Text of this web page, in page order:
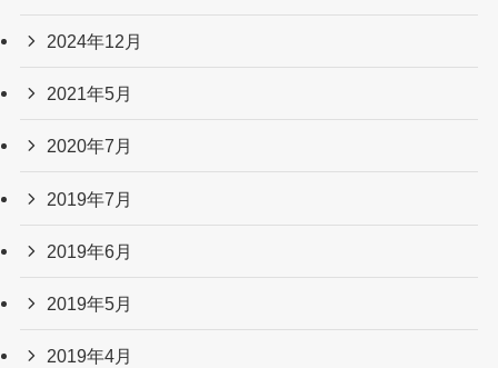
2024年12月
2021年5月
2020年7月
2019年7月
2019年6月
2019年5月
2019年4月